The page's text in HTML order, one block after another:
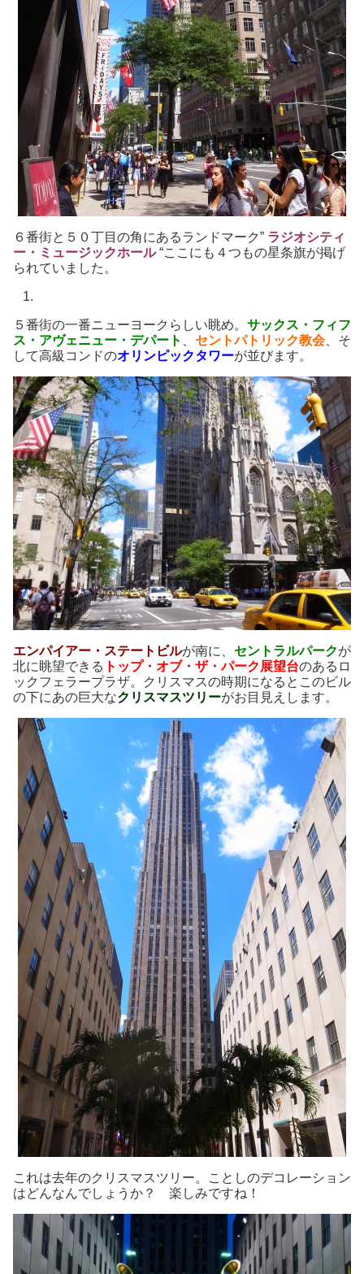
６番街と５０丁目の角にあるランドマーク” ラジオシティ
ー・ミュージックホール“ここにも４つもの星条旗が掲げ
られていました。
５番街の一番ニューヨークらしい眺め。 サックス・フィフ
ス・アヴェニュー・デパート
セントパトリック教会、そ
して高級コンドのオリンピックタワーが並びます。
エンパイアー・ステートビルが南に、 セントラルパークが
北に眺望できる トップ・オブ・ザ・パーク展望台のあるロ
ックフェラープラザ。クリスマスの時期になるとこのビル
の下にあの巨大なクリスマスツリーがお目見えします。
これは去年のクリスマスツリー。ことしのデコレーション
はどんなんでしょうか？ 楽しみですね！